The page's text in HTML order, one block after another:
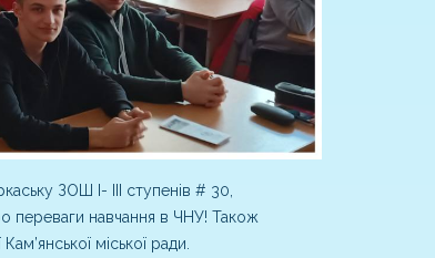
ЗОШ І- ІІІ ступенів # 30,
переваги навчання в ЧНУ! Також
міської ради.